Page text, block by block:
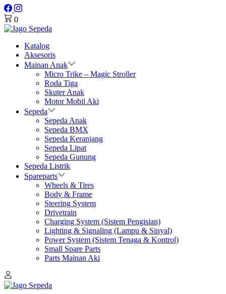
0
Katalog
Aksesoris
Mainan Anak
Micro Trike – Magic Stroller
Roda Tiga
Skuter Anak
Motor Mobil Aki
Sepeda
Sepeda Anak
Sepeda BMX
Sepeda Keranjang
Sepeda Lipat
Sepeda Gunung
Sepeda Listrik
Spareparts
Wheels & Tires
Body & Frame
Steering System
Drivetrain
Charging System (Sistem Pengisian)
Lighting & Signaling (Lampu & Sinyal)
Power System (Sistem Tenaga & Kontrol)
Small Spare Parts
Parts Mainan Aki